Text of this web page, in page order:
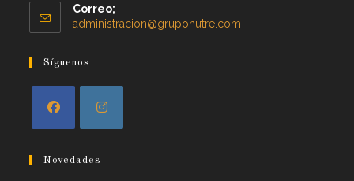
Correo;
administracion@gruponutre.com
Síguenos
Novedades